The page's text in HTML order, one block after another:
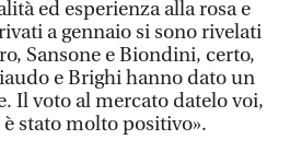
ed esperienza alla rosa e
a gennaio si sono rivelati
Sansone e Biondini, certo,
e Brighi hanno dato un
Il voto al mercato datelo voi,
stato molto positivo».